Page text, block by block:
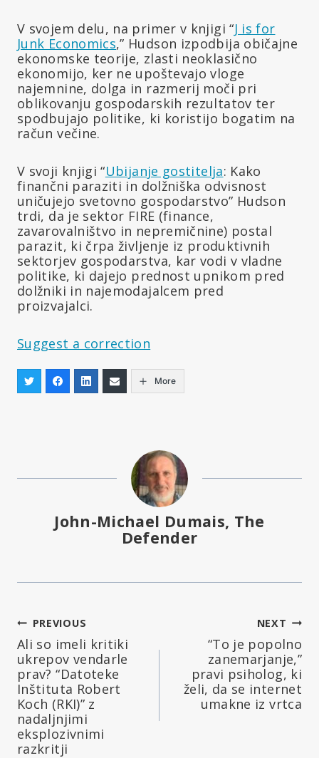
V svojem delu, na primer v knjigi “J is for
Junk Economics,” Hudson izpodbija običajne
ekonomske teorije, zlasti neoklasično
ekonomijo, ker ne upoštevajo vloge
najemnine, dolga in razmerij moči pri
oblikovanju gospodarskih rezultatov ter
spodbujajo politike, ki koristijo bogatim na
račun večine.
V svoji knjigi “Ubijanje gostitelja: Kako
finančni paraziti in dolžniška odvisnost
uničujejo svetovno gospodarstvo” Hudson
trdi, da je sektor FIRE (finance,
zavarovalništvo in nepremičnine) postal
parazit, ki črpa življenje iz produktivnih
sektorjev gospodarstva, kar vodi v vladne
politike, ki dajejo prednost upnikom pred
dolžniki in najemodajalcem pred
proizvajalci.
Suggest a correction
More
John-Michael Dumais, The
Defender
Navigacija
prispevka
PREVIOUS
Ali so imeli kritiki
ukrepov vendarle
prav? “Datoteke
Inštituta Robert
Koch (RKI)” z
nadaljnjimi
eksplozivnimi
razkritji
NEXT
“To je popolno
zanemarjanje,”
pravi psiholog, ki
želi, da se internet
umakne iz vrtca